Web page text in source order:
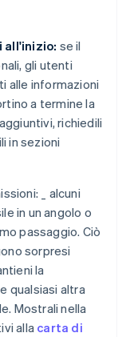
all'inizio: se il
gli utenti
alle informazioni
a termine la
richiedili
in sezioni
_
alcuni
in un angolo o
passaggio. Ciò
sorpresi
la
qualsiasi altra
Mostrali nella
alla carta di